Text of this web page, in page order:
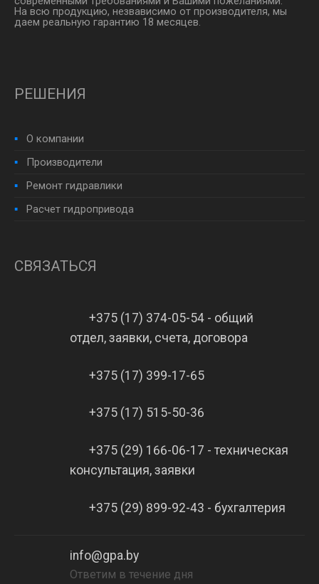
На всю продукцию, незвависимо от производителя, мы
даем реальную гарантию 18 месяцев.
РЕШЕНИЯ
О компании
Производители
Ремонт гидравлики
Расчет гидропривода
СВЯЗАТЬСЯ
+375 (17) 374-05-54 - общий
отдел, заявки, счета, договора
+375 (17) 399-17-65
+375 (17) 515-50-36
+375 (29) 166-06-17 - техническая
консультация, заявки
+375 (29) 899-92-43 - бухгалтерия
info@gpa.by
Ответим в течение дня